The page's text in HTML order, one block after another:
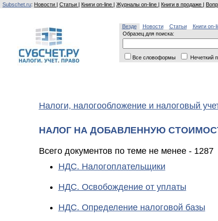
Subschet.ru: Новости | Статьи | Книги on-line | Журналы on-line | Книги в продаже |
Везде Новости Статьи
Книги on-
Образец для поиска:
Все словоформы Нечеткий
Налоги, налогообложение и налоговый
НАЛОГ НА ДОБАВЛЕННУЮ
Всего документов по теме не менее - 1287
НДС. Налогоплательщики
НДС. Освобождение от уплаты
НДС. Определение налоговой базы